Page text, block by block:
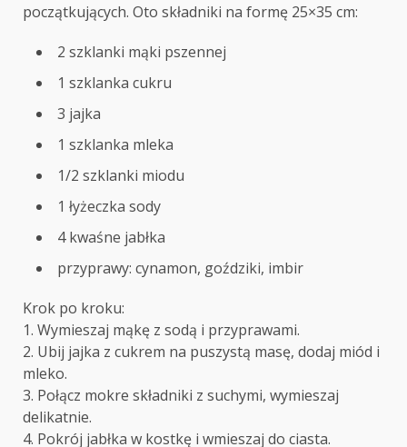
początkujących. Oto składniki na formę 25×35 cm:
2 szklanki mąki pszennej
1 szklanka cukru
3 jajka
1 szklanka mleka
1/2 szklanki miodu
1 łyżeczka sody
4 kwaśne jabłka
przyprawy: cynamon, goździki, imbir
Krok po kroku:
1. Wymieszaj mąkę z sodą i przyprawami.
2. Ubij jajka z cukrem na puszystą masę, dodaj miód i
mleko.
3. Połącz mokre składniki z suchymi, wymieszaj
delikatnie.
4. Pokrój jabłka w kostkę i wmieszaj do ciasta.